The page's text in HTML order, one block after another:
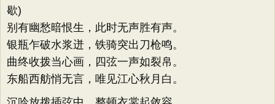
歇)
别有幽愁暗恨生，此时无声胜有声。
银瓶乍破水浆迸，铁骑突出刀枪鸣。
曲终收拨当心画，四弦一声如裂帛。
东船西舫悄无言，唯见江心秋月白。